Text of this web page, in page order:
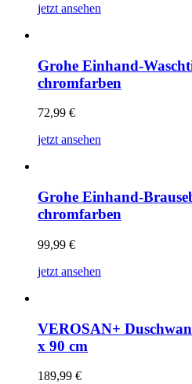
jetzt ansehen
Grohe Einhand-
chromfarben
72,99 €
jetzt ansehen
Grohe Einhand-
chromfarben
99,99 €
jetzt ansehen
VEROSAN+
x 90 cm
189,99 €